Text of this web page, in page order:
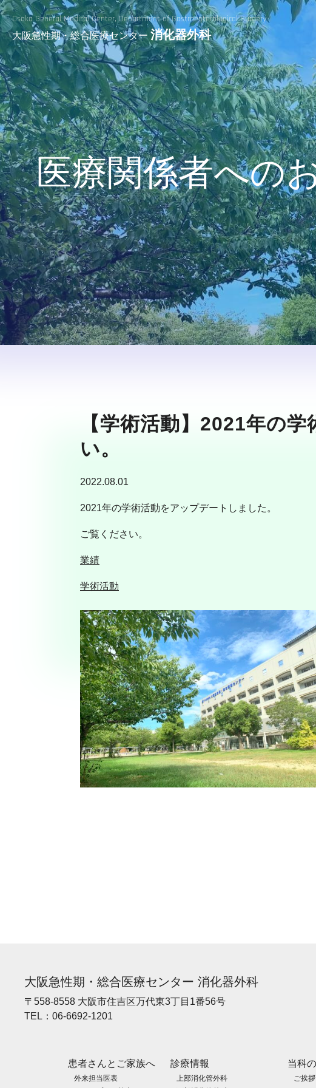
Osaka General Medical Center, Department of Gastroenterological Surgery
大阪急性期・総合医療センター 消化器外科
医療関係者への
【学術活動】2021年の
い。
2022.08.01
2021年の学術活動をアップデートしました。
ご覧ください。
業績
学術活動
大阪急性期・総合医療センター 消化器外科
〒558-8558 大阪市住吉区万代東3丁目1番56号
TEL： 06-6692-1201
患者さんとご家族へ
外来担当医表
診療情報
上部消化管外科
当科
ご挨拶